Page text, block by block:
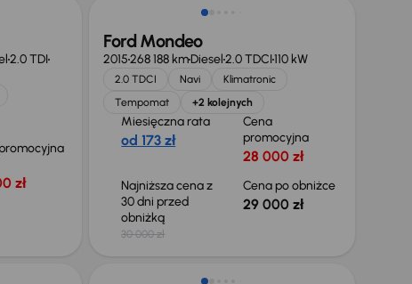
2.0 TDI
zł
Ford Mondeo
2015268 188 kmDiesel2.0 TDCI110 kW
2.0 TDCI Navi
Klimatronic
Tempomat
+2 kolejnych
Miesięczna rata
od 173 zł
Cena
promocyjna
28 000 zł
Najniższa cena z
30 dni przed
obniżką
30 000 zł
Cena po obniżce
29 000 zł